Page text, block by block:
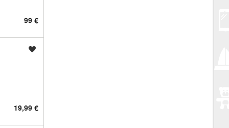
99 €
19,99 €